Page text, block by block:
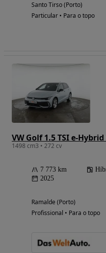
Santo Tirso (Porto)
Particular • Para o topo
VW Golf 1.5 TSI e-Hybrid
1498 cm3 • 272 cv
7 773 km
2025
Ramalde (Porto)
Profissional • Para o topo